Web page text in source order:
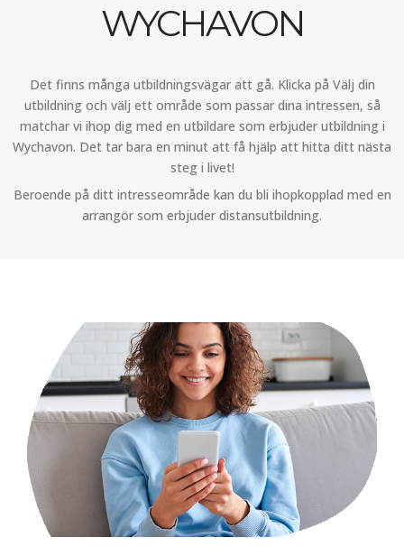
WYCHAVON
Det finns många utbildningsvägar att gå. Klicka på Välj din
utbildning och välj ett område som passar dina intressen, så
matchar vi ihop dig med en utbildare som erbjuder utbildning i
Wychavon. Det tar bara en minut att få hjälp att hitta ditt nästa
steg i livet!
Beroende på ditt intresseområde kan du bli ihopkopplad med en
arrangör som erbjuder distansutbildning.